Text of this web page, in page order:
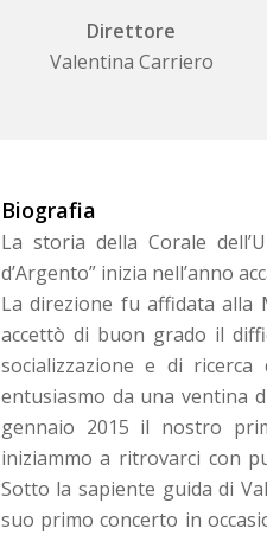
Direttore
Valentina Carriero
Biografia
La storia della Corale
d’Argento” inizia nell’anno
La direzione fu affidata alla
accettò di buon grado il
socializzazione e di
entusiasmo da una ventina
gennaio 2015 il nostro
iniziammo a ritrovarci con
Sotto la sapiente guida di
suo primo concerto in